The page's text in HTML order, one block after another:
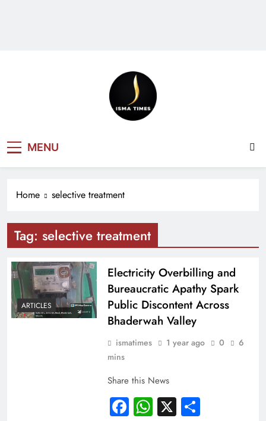
NEWS
MENU
Home selective treatment
Tag: selective treatment
ARTICLES
Electricity Overbilling and
Bureaucratic Apathy Spark
Public Discontent Across
Bhaderwah Valley
ismatimes 1 year ago 0
6
mins
Share this News
Facebook
WhatsApp
X Share